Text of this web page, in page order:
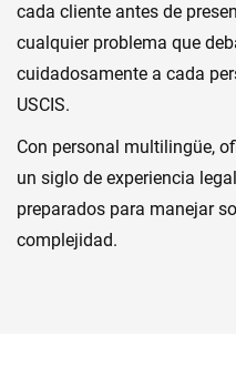
cada cliente antes de
cualquier problema que
cuidadosamente a cada
USCIS.
Con personal multilingüe,
un siglo de experiencia
preparados para manejar
complejidad.